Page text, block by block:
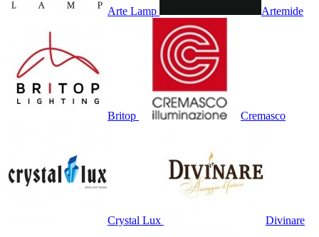
Arte Lamp Artemide
Britop Cremasco
Crystal Lux Divinare